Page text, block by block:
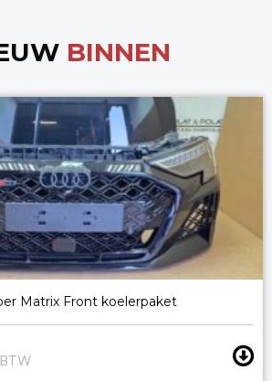
BINNEN
Matrix Front koelerpaket